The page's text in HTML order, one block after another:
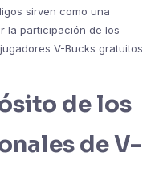
sirven como una
la participación de los
V-Bucks gratuitos
de los
de V-